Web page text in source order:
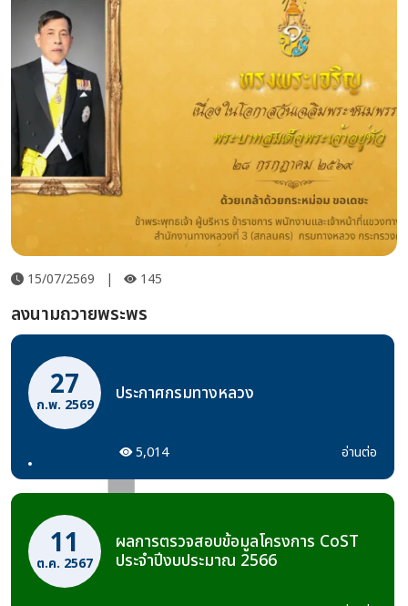
15/07/2569 | 145
ลงนามถวายพระพร
27
ก.พ. 2569 ประกาศกรมทางหลวง
5,014 อ่านต่อ
11
ต.ค. 2567
ผลการตรวจสอบข้อมูลโครงการ CoST
ประจำปีงบประมาณ 2566